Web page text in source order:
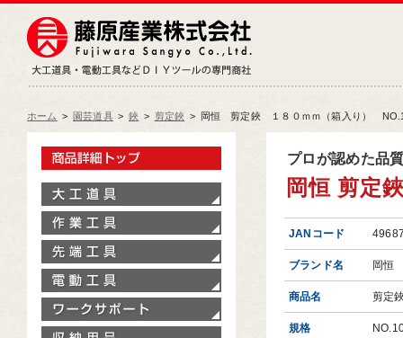
ホーム > 園芸道具 > 鋏 > 剪定鋏 > 岡恒 剪定鋏 １８０ｍｍ（箱入り）
プロが認めた品
岡恒 剪定
JANコード
ブランド名 岡恒
商品名 剪定
規格
製品情報トップ
ワークサポート